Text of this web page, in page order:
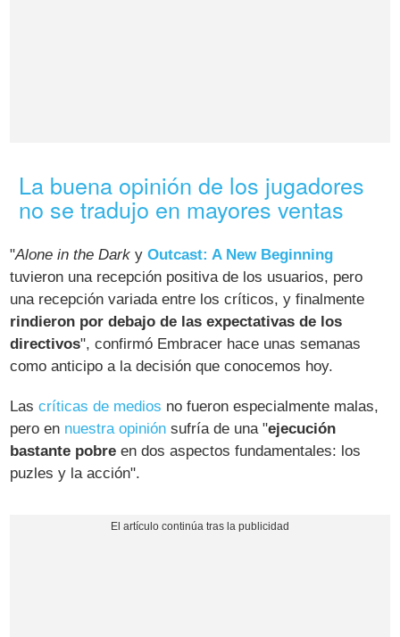
La buena opinión de los jugadores
no se tradujo en mayores ventas
"Alone in the Dark yOutcast: A New Beginning
tuvieron una recepción positiva de los usuarios, pero
una recepción variada entre los críticos, y finalmente
rindieron por debajo de las expectativas de los
directivos", confirmó Embracer hace unas semanas
como anticipo a la decisión que conocemos hoy.
Lascríticas de medios no fueron especialmente malas,
pero en nuestra opinión sufría de una "ejecución
bastante pobre en dos aspectos fundamentales: los
puzles y la acción".